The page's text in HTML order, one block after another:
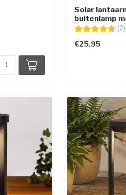
Solar
buitenlamp
Beoordeling: (2)
€25,95